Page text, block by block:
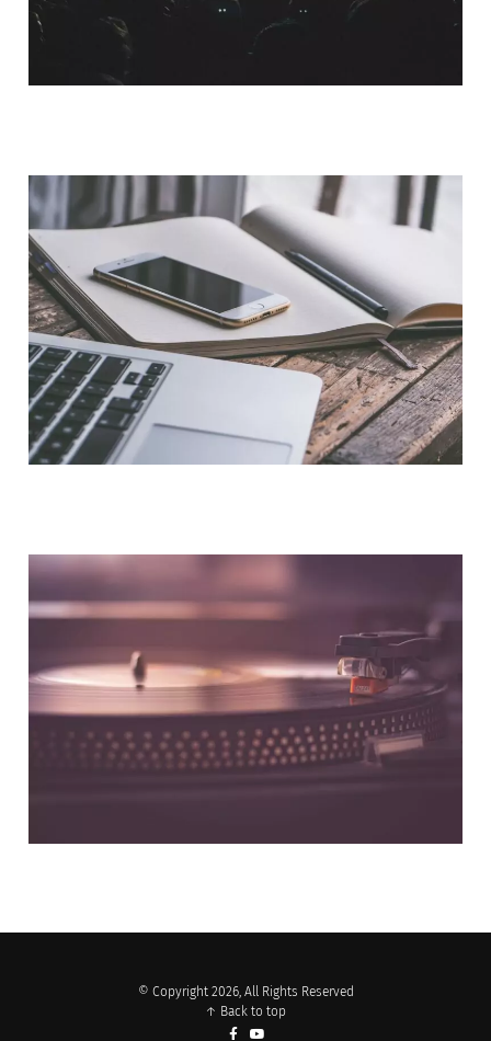
© Copyright 2026, All Rights Reserved
↑ Back to top